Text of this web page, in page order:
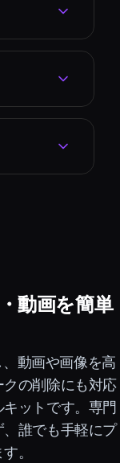
動画を簡単
動画や画像を高
の削除にも対応
ットです。専門
誰でも手軽にプ
。